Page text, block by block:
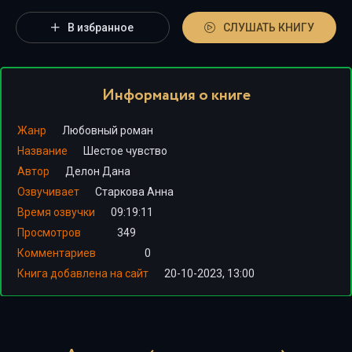
В избранное СЛУШАТЬ КНИГУ
Информация о книге
Жанр
Любовный роман
Название
Шестое чувство
Автор
Делон Дана
Озвучивает
Старкова Анна
Время озвучки
09:19:11
Просмотров
349
Комментариев
0
Книга добавлена на сайт
20-10-2023, 13:00